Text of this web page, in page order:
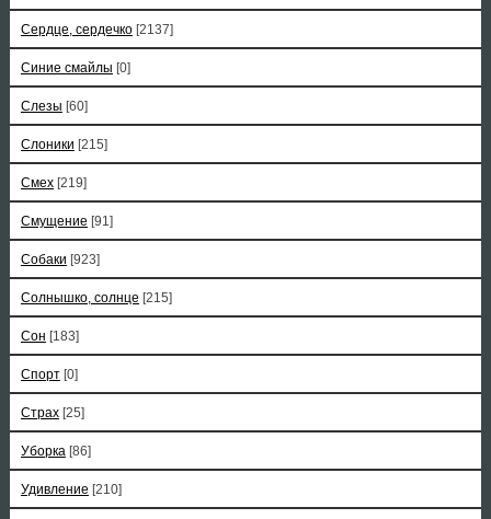
Сердце, сердечко [2137]
Синие смайлы [0]
Слезы [60]
Слоники [215]
Смех [219]
Смущение [91]
Собаки [923]
Солнышко, солнце [215]
Сон [183]
Спорт [0]
Страх [25]
Уборка [86]
Удивление [210]